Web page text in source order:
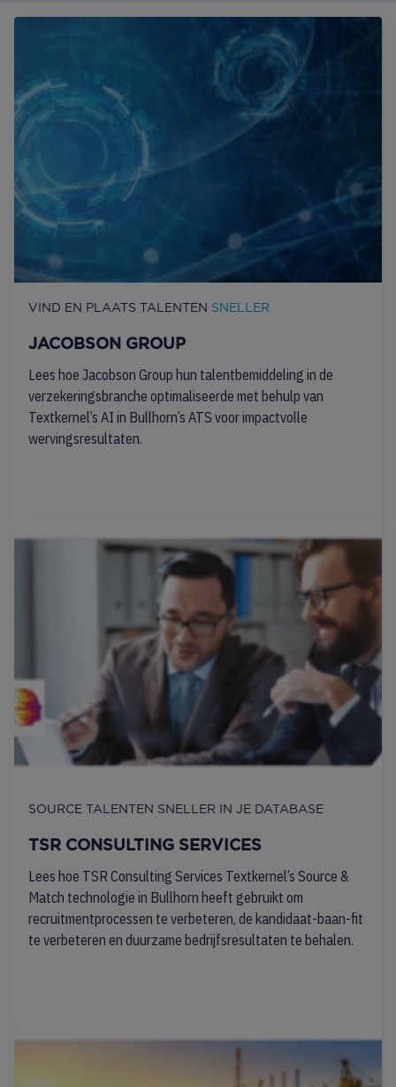
VIND EN PLAATS TALENTEN SNELLER
JACOBSON GROUP
Lees hoe Jacobson Group hun talentbemiddeling in de
verzekeringsbranche optimaliseerde met behulp van
Textkernel’s AI in Bullhorn’s ATS voor impactvolle
wervingsresultaten.
SOURCE TALENTEN SNELLER IN JE DATABASE
TSR CONSULTING SERVICES
Lees hoe TSR Consulting Services Textkernel’s Source &
Match technologie in Bullhorn heeft gebruikt om
recruitmentprocessen te verbeteren, de kandidaat-baan-fit
te verbeteren en duurzame bedrijfsresultaten te behalen.